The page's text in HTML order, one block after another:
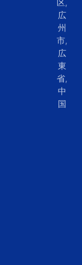
広
州
市,
広
東
省,
中
国